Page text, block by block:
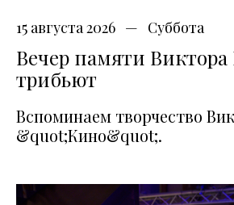
15 августа 2026 Суббота
Вечер памяти
трибьют
Вспоминаем творчество
&quot;Кино&quot;.